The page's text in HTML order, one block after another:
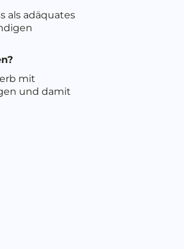
als adäquates
mit
und damit